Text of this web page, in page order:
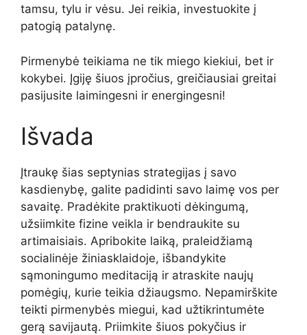
tamsu, tylu ir vėsu. Jei reikia, investuokite į
patogią patalynę.
Pirmenybė teikiama ne tik miego kiekiui, bet ir
kokybei. Įgiję šiuos įpročius, greičiausiai greitai
pasijusite laimingesni ir energingesni!
Išvada
Įtraukę šias septynias strategijas į savo
kasdienybę, galite padidinti savo laimę vos per
savaitę. Pradėkite praktikuoti dėkingumą,
užsiimkite fizine veikla ir bendraukite su
artimaisiais. Apribokite laiką, praleidžiamą
socialinėje žiniasklaidoje, išbandykite
sąmoningumo meditaciją ir atraskite naujų
pomėgių, kurie teikia džiaugsmo. Nepamirškite
teikti pirmenybės miegui, kad užtikrintumėte
gerą savijautą. Priimkite šiuos pokyčius ir